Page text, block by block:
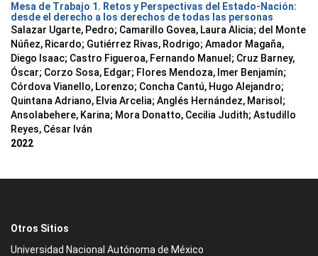
Mesa de Trabajo 1. Retos y Perspectivas del Estado-Nación:
desde el derecho a los derechos de todas las personas
Salazar Ugarte, Pedro; Camarillo Govea, Laura Alicia; del Monte
Núñez, Ricardo; Gutiérrez Rivas, Rodrigo; Amador Magaña,
Diego Isaac; Castro Figueroa, Fernando Manuel ; Cruz Barney,
Óscar; Corzo Sosa, Edgar; Flores Mendoza, Imer Benjamín;
Córdova Vianello, Lorenzo; Concha Cantú, Hugo Alejandro;
Quintana Adriano, Elvia Arcelia; Anglés Hernández, Marisol ;
Ansolabehere, Karina; Mora Donatto, Cecilia Judith; Astudillo
Reyes, César Iván
2022
Otros Sitios
Universidad Nacional Autónoma de México